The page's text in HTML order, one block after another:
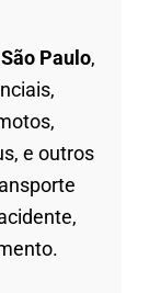
Paulo,
e outros